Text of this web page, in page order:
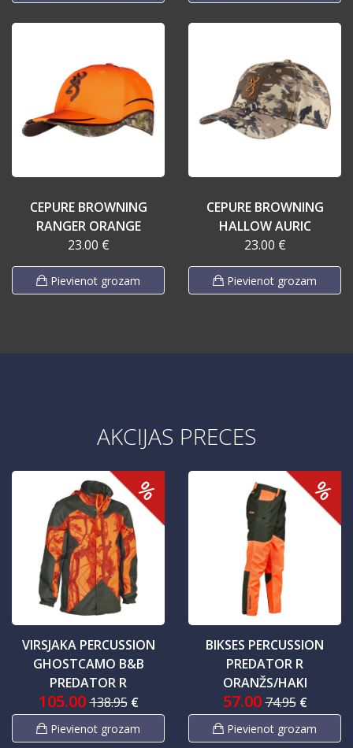
CEPURE BROWNING
RANGER ORANGE
23.00 €
Pievienot grozam
CEPURE BROWNING
HALLOW AURIC
23.00 €
Pievienot grozam
AKCIJAS PRECES
%
VIRSJAKA PERCUSSION
GHOSTCAMO B&B
PREDATOR R
105.00138.95€
Pievienot grozam
%
BIKSES PERCUSSION
PREDATOR R
ORANŽS/HAKI
57.0074.95€
Pievienot grozam